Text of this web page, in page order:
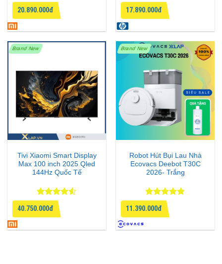
Được xếp
hạng
55
sao
20.890.000đ
Được xếp
hạng
4.75
5 sao
17.890.000đ
Brand New
Tivi Xiaomi Smart Display
Max 100 inch 2025 Qled
144Hz Quốc Tế
Được xếp
hạng
4.5
5 sao
40.750.000đ
Brand New
Robot Hút Bụi Lau Nhà
Ecovacs Deebot T30C
2026- Trắng
Được xếp
hạng
4.75
5 sao
11.390.000đ